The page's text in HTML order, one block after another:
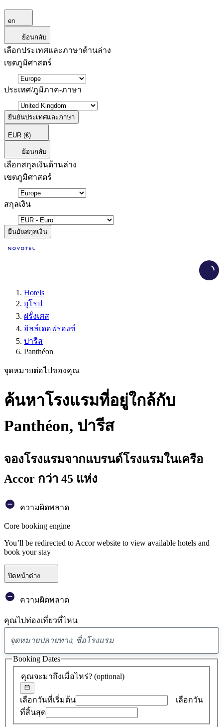
en
ย้อนกลับ
เลือกประเทศและภาษาด้านล่าง
เขตภูมิศาสตร์
ประเทศ/ภูมิภาค-ภาษา
ยืนยันประเทศและภาษา
EUR (€)
ย้อนกลับ
เลือกสกุลเงินด้านล่าง
เขตภูมิศาสตร์
สกุลเงิน
ยืนยันสกุลเงิน
Hotels
ยุโรป
ฝรั่งเศส
อิลล์เดอฟรองซ์
ปารีส
Panthéon
จุดหมายต่อไปของคุณ
ค้นหาโรงแรมที่อยู่ใกล้กับ
Panthéon, ปารีส
จองโรงแรมจากแบรนด์โรงแรมในเครือ
Accor กว่า 45 แห่ง
ความผิดพลาด
Core booking engine
You’ll be redirected to Accor website to view available hotels and
book your stay
ปิดหน้าต่าง
ความผิดพลาด
คุณไปท่องเที่ยวที่ไหน
พบ
ข้อ
เสนอ
0
คุณจะมาถึงเมื่อไหร่? (optional)
เลือกวันที่เริ่มต้น
เลือกวัน
ที่สิ้นสุด
Booking Dates